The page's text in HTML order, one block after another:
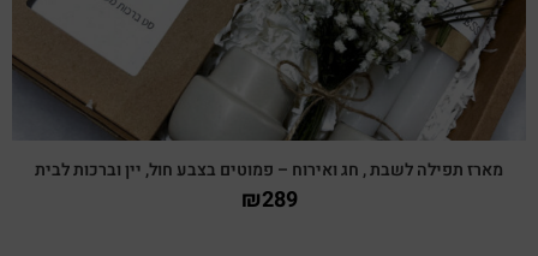
מארז תפילה לשבת , חג ואירוח – פמוטים בצבע חול, יין וברכות לבית
₪289